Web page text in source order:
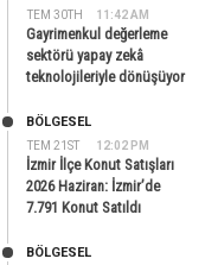
TEM 30TH 11:42 AM
Gayrimenkul değerleme
sektörü yapay zekâ
teknolojileriyle dönüşüyor
TEM 21ST 12:02 PM
BÖLGESEL
İzmir İlçe Konut Satışları
2026 Haziran: İzmir’de
7.791 Konut Satıldı
BÖLGESEL